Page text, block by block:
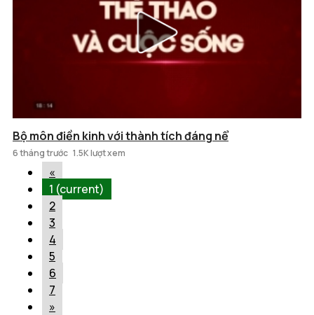
Bộ môn điền kinh với thành tích đáng nể
6 tháng trước 1.5K lượt xem
«
1 (current)
2
3
4
5
6
7
»